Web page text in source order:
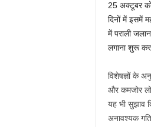
25 अक्टूबर को
दिनों में इसमें
में पराली
लगाना शुरू कर
विशेषज्ञों के
और कमजोर
यह भी सुझाव
अनावश्यक